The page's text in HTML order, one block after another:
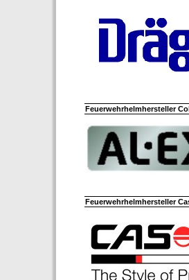
Feuerwehrhelmhersteller
Feuerwehrhelmhersteller